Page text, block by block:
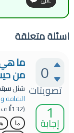
اسئلة متعلقة
0
تصويتات
1
إجابة
ما هي
من
سُئلسبتمبر
الثقافة
(132ألف
ما